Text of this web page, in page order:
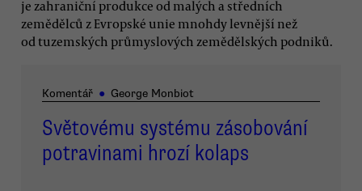
je zahraniční produkce od malých a středních
zemědělců z Evropské unie mnohdy levnější než
od tuzemských průmyslových zemědělských podniků.
Komentář ● George Monbiot
Světovému systému zásobování
potravinami hrozí kolaps